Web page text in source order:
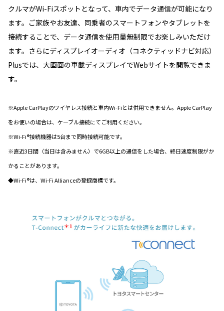
クルマがWi-Fiスポットとなって、車内でデータ通信が可能になり
ます。ご家族やお友達、同乗者のスマートフォンやタブレットを
接続することで、データ通信を使用量無制限でお楽しみいただけ
ます。さらにディスプレイオーディオ（コネクティッドナビ対応）
Plusでは、大画面の車載ディスプレイでWebサイトを閲覧できま
す。
※Apple CarPlayのワイヤレス接続と車内Wi-Fiとは併用できません。Apple CarPlay
をお使いの場合は、ケーブル接続にてご利用ください。
※Wi-Fi®接続機器は5台まで同時接続可能です。
※直近3日間（当日は含みません）で6GB以上の通信をした場合、終日速度制限がか
かることがあります。
◆Wi-Fi®は、Wi-Fi Allianceの登録商標です。